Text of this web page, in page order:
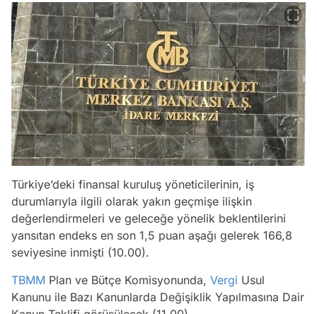
Türkiye’deki finansal kuruluş yöneticilerinin, iş
durumlarıyla ilgili olarak yakın geçmişe ilişkin
değerlendirmeleri ve geleceğe yönelik beklentilerini
yansıtan endeks en son 1,5 puan aşağı gelerek 166,8
seviyesine inmişti (10.00).
TBMM Plan ve Bütçe Komisyonunda, Vergi Usul
Kanunu ile Bazı Kanunlarda Değişiklik Yapılmasına Dair